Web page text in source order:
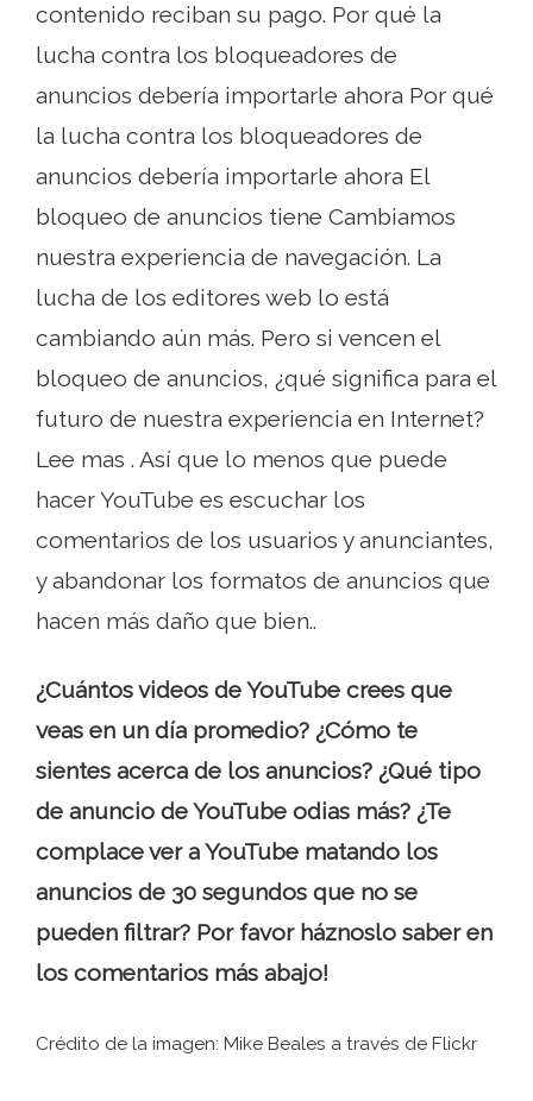
contenido reciban su pago. Por qué la
lucha contra los bloqueadores de
anuncios debería importarle ahora Por qué
la lucha contra los bloqueadores de
anuncios debería importarle ahora El
bloqueo de anuncios tiene Cambiamos
nuestra experiencia de navegación. La
lucha de los editores web lo está
cambiando aún más. Pero si vencen el
bloqueo de anuncios, ¿qué significa para el
futuro de nuestra experiencia en Internet?
Lee mas . Así que lo menos que puede
hacer YouTube es escuchar los
comentarios de los usuarios y anunciantes,
y abandonar los formatos de anuncios que
hacen más daño que bien..
¿Cuántos videos de YouTube crees que
veas en un día promedio? ¿Cómo te
sientes acerca de los anuncios? ¿Qué tipo
de anuncio de YouTube odias más? ¿Te
complace ver a YouTube matando los
anuncios de 30 segundos que no se
pueden filtrar? Por favor háznoslo saber en
los comentarios más abajo!
Crédito de la imagen: Mike Beales a través de Flickr